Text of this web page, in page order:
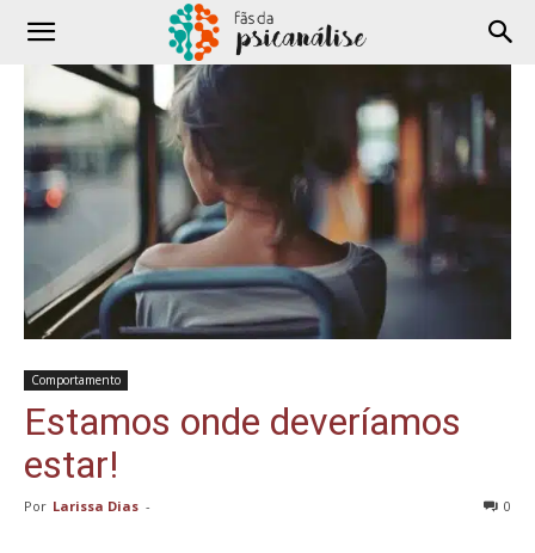
Comportamento
Estamos onde deveríamos
estar!
Por Larissa Dias - 0